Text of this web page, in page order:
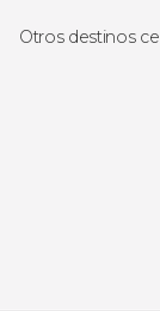
Otros destinos